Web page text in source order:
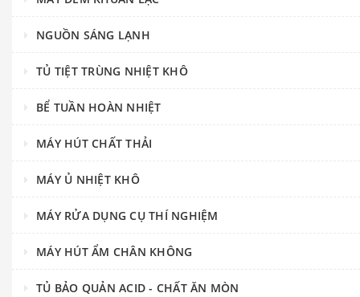
NGUỒN SÁNG LẠNH
TỦ TIỆT TRÙNG NHIỆT KHÔ
BỂ TUẦN HOÀN NHIỆT
MÁY HÚT CHẤT THẢI
MÁY Ủ NHIỆT KHÔ
MÁY RỬA DỤNG CỤ THÍ NGHIỆM
MÁY HÚT ẨM CHÂN KHÔNG
TỦ BẢO QUẢN ACID - CHẤT ĂN MÒN